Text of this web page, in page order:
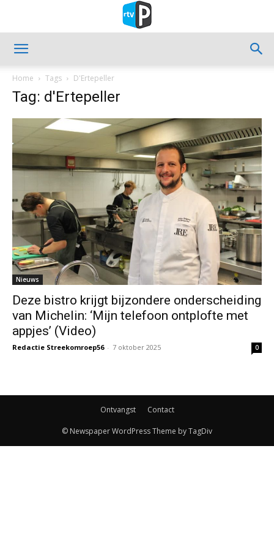
Home Tags D'Ertepeller
Tag: d'Ertepeller
Nieuws
Deze bistro krijgt bijzondere onderscheiding
van Michelin: ‘Mijn telefoon ontplofte met
appjes’ (Video)
Redactie Streekomroep56 - 7 oktober 2025 0
Ontvangst Contact
© Newspaper WordPress Theme by TagDiv